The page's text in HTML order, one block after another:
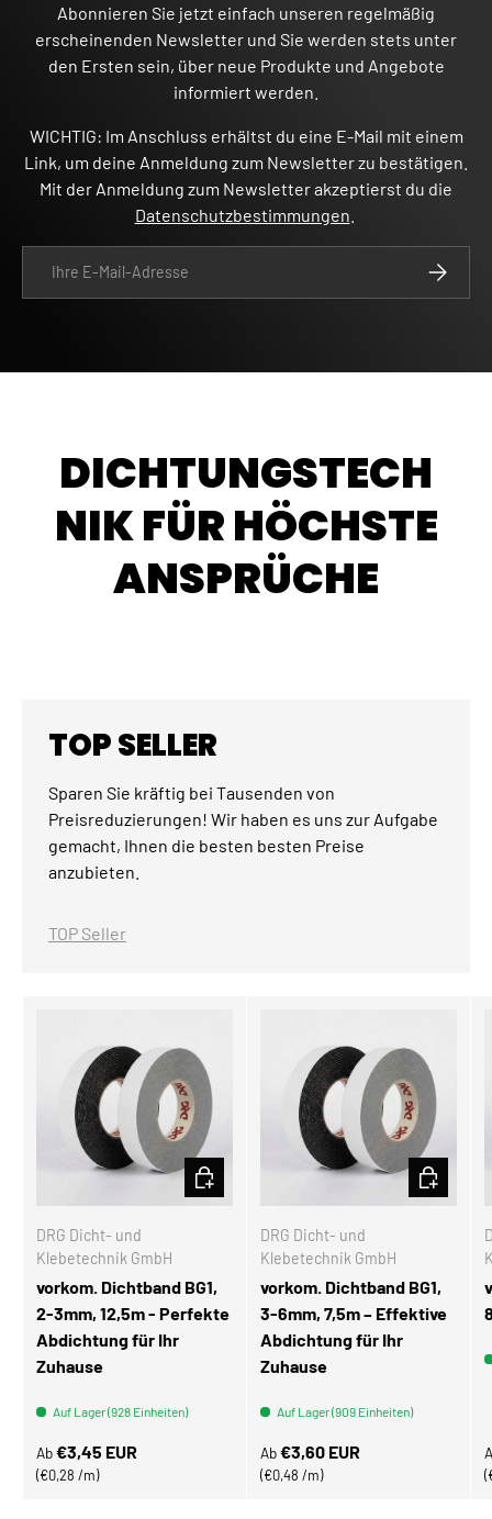
Abonnieren Sie jetzt einfach unseren regelmäßig
erscheinenden Newsletter und Sie werden stets unter
den Ersten sein, über neue Produkte und Angebote
informiert werden.
WICHTIG: Im Anschluss erhältst du eine E-Mail mit einem
Link, um deine Anmeldung zum Newsletter zu bestätigen.
Mit der Anmeldung zum Newsletter akzeptierst du die
Datenschutzbestimmungen
DICHTUNGSTECH
NIK FÜR HÖCHSTE
ANSPRÜCHE
TOP SELLER
Sparen Sie kräftig bei Tausenden von
Preisreduzierungen! Wir haben es uns zur Aufgabe
gemacht, Ihnen die besten besten Preise
anzubieten.
TOP Seller
DRG Dicht- und
Klebetechnik GmbH
vorkom. Dichtband BG1,
2-3mm, 12,5m - Perfekte
Abdichtung für Ihr
Zuhause
Auf Lager (928 Einheiten)
Normaler Preis
Ab€3,45 EUR
Grundpreis
€0,28 /m
OPTIONEN AUSWÄHLEN
DRG Dicht- und
Klebetechnik GmbH
vorkom. Dichtband BG1,
3-6mm, 7,5m – Effektive
Abdichtung für Ihr
Zuhause
Auf Lager (909 Einheiten)
Normaler Preis
Ab€3,60 EUR
Grundpreis
€0,48 /m